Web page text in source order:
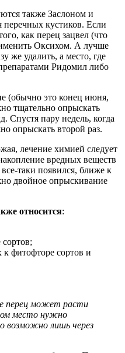
также Заслоном и
перечных кустиков. Если
как перец зацвел (что
Оксихом. А лучше
же удалить, а место, где
Ридомил либо
(обычно это конец июня,
тщательно опрыскать
Спустя пару недель, когда
опрыскать второй раз.
лечение химией следует
вредных веществ
таки появился, ближе к
двойное опрыскивание
относится:
к фитофторе сортов и
перец может расти
место нужно
возможно лишь через